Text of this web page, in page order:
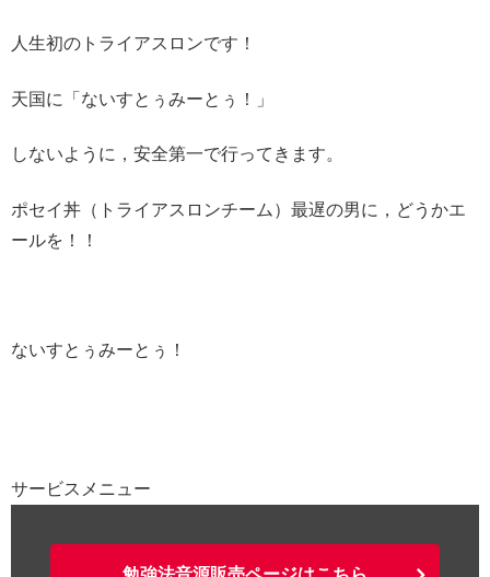
人生初のトライアスロンです！
天国に「ないすとぅみーとぅ！」
しないように，安全第一で行ってきます。
ポセイ丼（トライアスロンチーム）最遅の男に，どうかエ
ールを！！
ないすとぅみーとぅ！
サービスメニュー